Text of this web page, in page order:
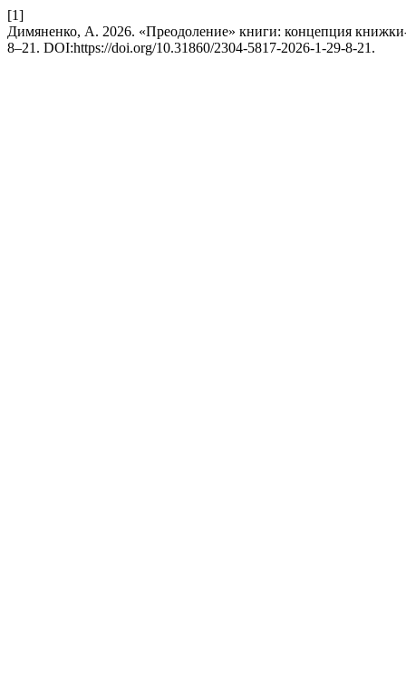
[1]
Димяненко, А. 2026. «Преодоление» книги: концепция
8–21. DOI:https://doi.org/10.31860/2304-5817-2026-1-29-8-21.